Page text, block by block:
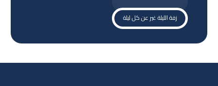
زفة الليلة غير عن كل ليلة